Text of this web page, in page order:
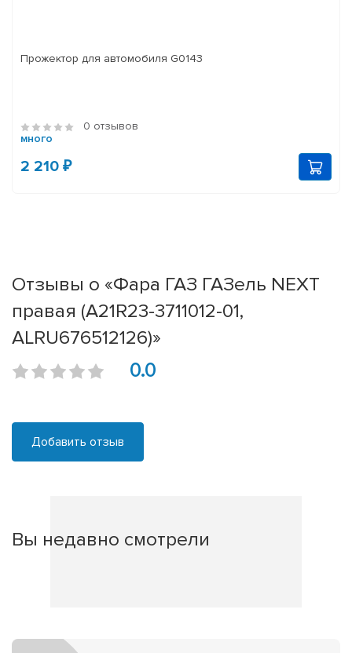
Прожектор для автомобиля G0143
0 отзывов
много
2 210 ₽
Отзывы о «Фара ГАЗ ГАЗель NEXT
правая (А21R23-3711012-01,
ALRU676512126)»
0.0
Добавить отзыв
Вы недавно смотрели